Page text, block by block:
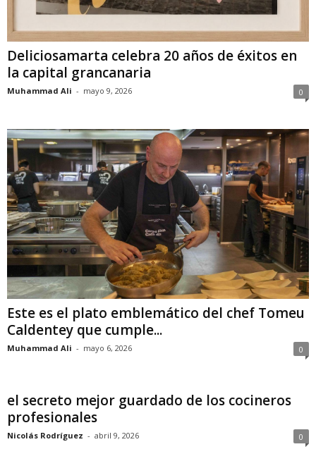
Deliciosamarta celebra 20 años de éxitos en
la capital grancanaria
Muhammad Ali - mayo 9, 2026 0
Este es el plato emblemático del chef Tomeu
Caldentey que cumple...
Muhammad Ali - mayo 6, 2026 0
el secreto mejor guardado de los cocineros
profesionales
Nicolás Rodríguez - abril 9, 2026 0